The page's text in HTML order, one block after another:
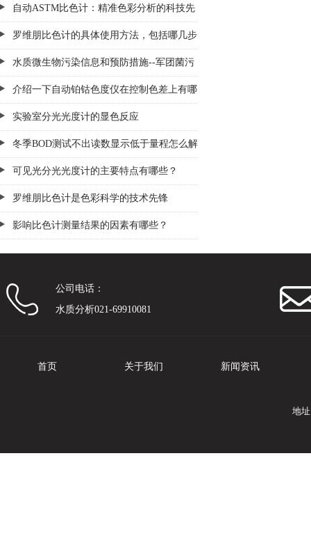
自动ASTM比色计：精准色彩分析的科技先
锋
罗维朋比色计的具体使用方法，包括哪几步
水质微生物污染信息和预防措施--军团菌污
染
介绍一下自动铂钴色度仪在控制色差上有哪
些应用
实验室分光光度计的显色反应
冬季BOD测试不出读数显示低于量程怎么解
决？
可见光分光光度计的主要特点有哪些？
罗维朋比色计是色彩科学的技术先锋
影响比色计测量结果的因素有哪些？
公司电话：
水质分析021-69910081
首页 关于我们 新闻资讯
地